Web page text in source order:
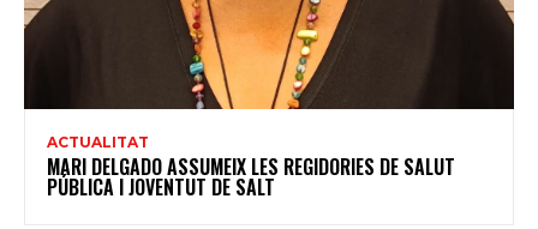
ACTUALITAT
MARI DELGADO ASSUMEIX LES REGIDORIES DE SALUT
PÚBLICA I JOVENTUT DE SALT